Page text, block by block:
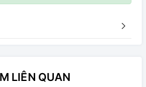
LIÊN QUAN